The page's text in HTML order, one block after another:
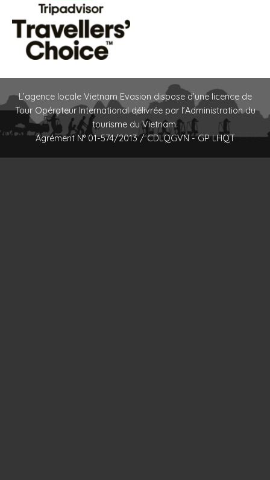
L’agence locale Vietnam Evasion dispose d’une licence de
Tour Opérateur International délivrée par l’Administration du
tourisme du Vietnam.
Agrément N° 01-574/2013 / CDLQGVN - GP LHQT